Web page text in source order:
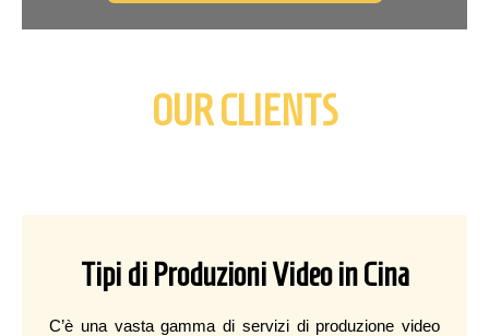
OUR CLIENTS
Tipi di Produzioni Video in Cina
C’è una vasta gamma di servizi di produzione video